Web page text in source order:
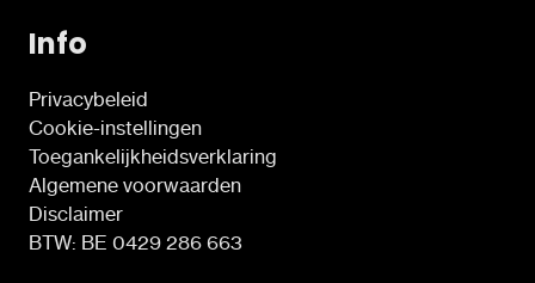
Info
Privacybeleid
Cookie-instellingen
Toegankelijkheidsverklaring
Algemene voorwaarden
Disclaimer
BTW: BE 0429 286 663